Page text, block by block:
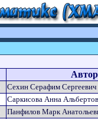
Автор
Сехин Серафим Сергеевич
Саркисова Анна
Панфилов Марк